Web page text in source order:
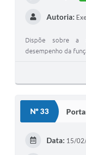
Autoria:
Dispõe sobre a
desempenho da
Nº 33
Data: 15/